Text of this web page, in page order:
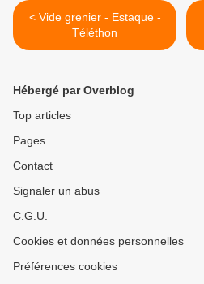
< Vide grenier - Estaque -
Téléthon
Hébergé par Overblog
Top articles
Pages
Contact
Signaler un abus
C.G.U.
Cookies et données personnelles
Préférences cookies